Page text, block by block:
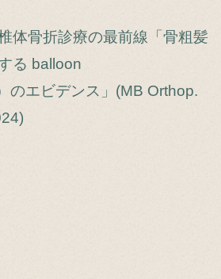
体骨折診療の最前線「骨粗髪
る balloon
のエビデンス」(MB Orthop.